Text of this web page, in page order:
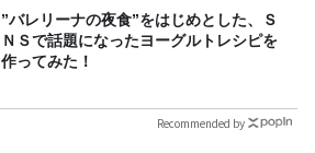
”バレリーナの夜食”をはじめとした、Ｓ
ＮＳで話題になったヨーグルトレシピを
作ってみた！
Recommended by